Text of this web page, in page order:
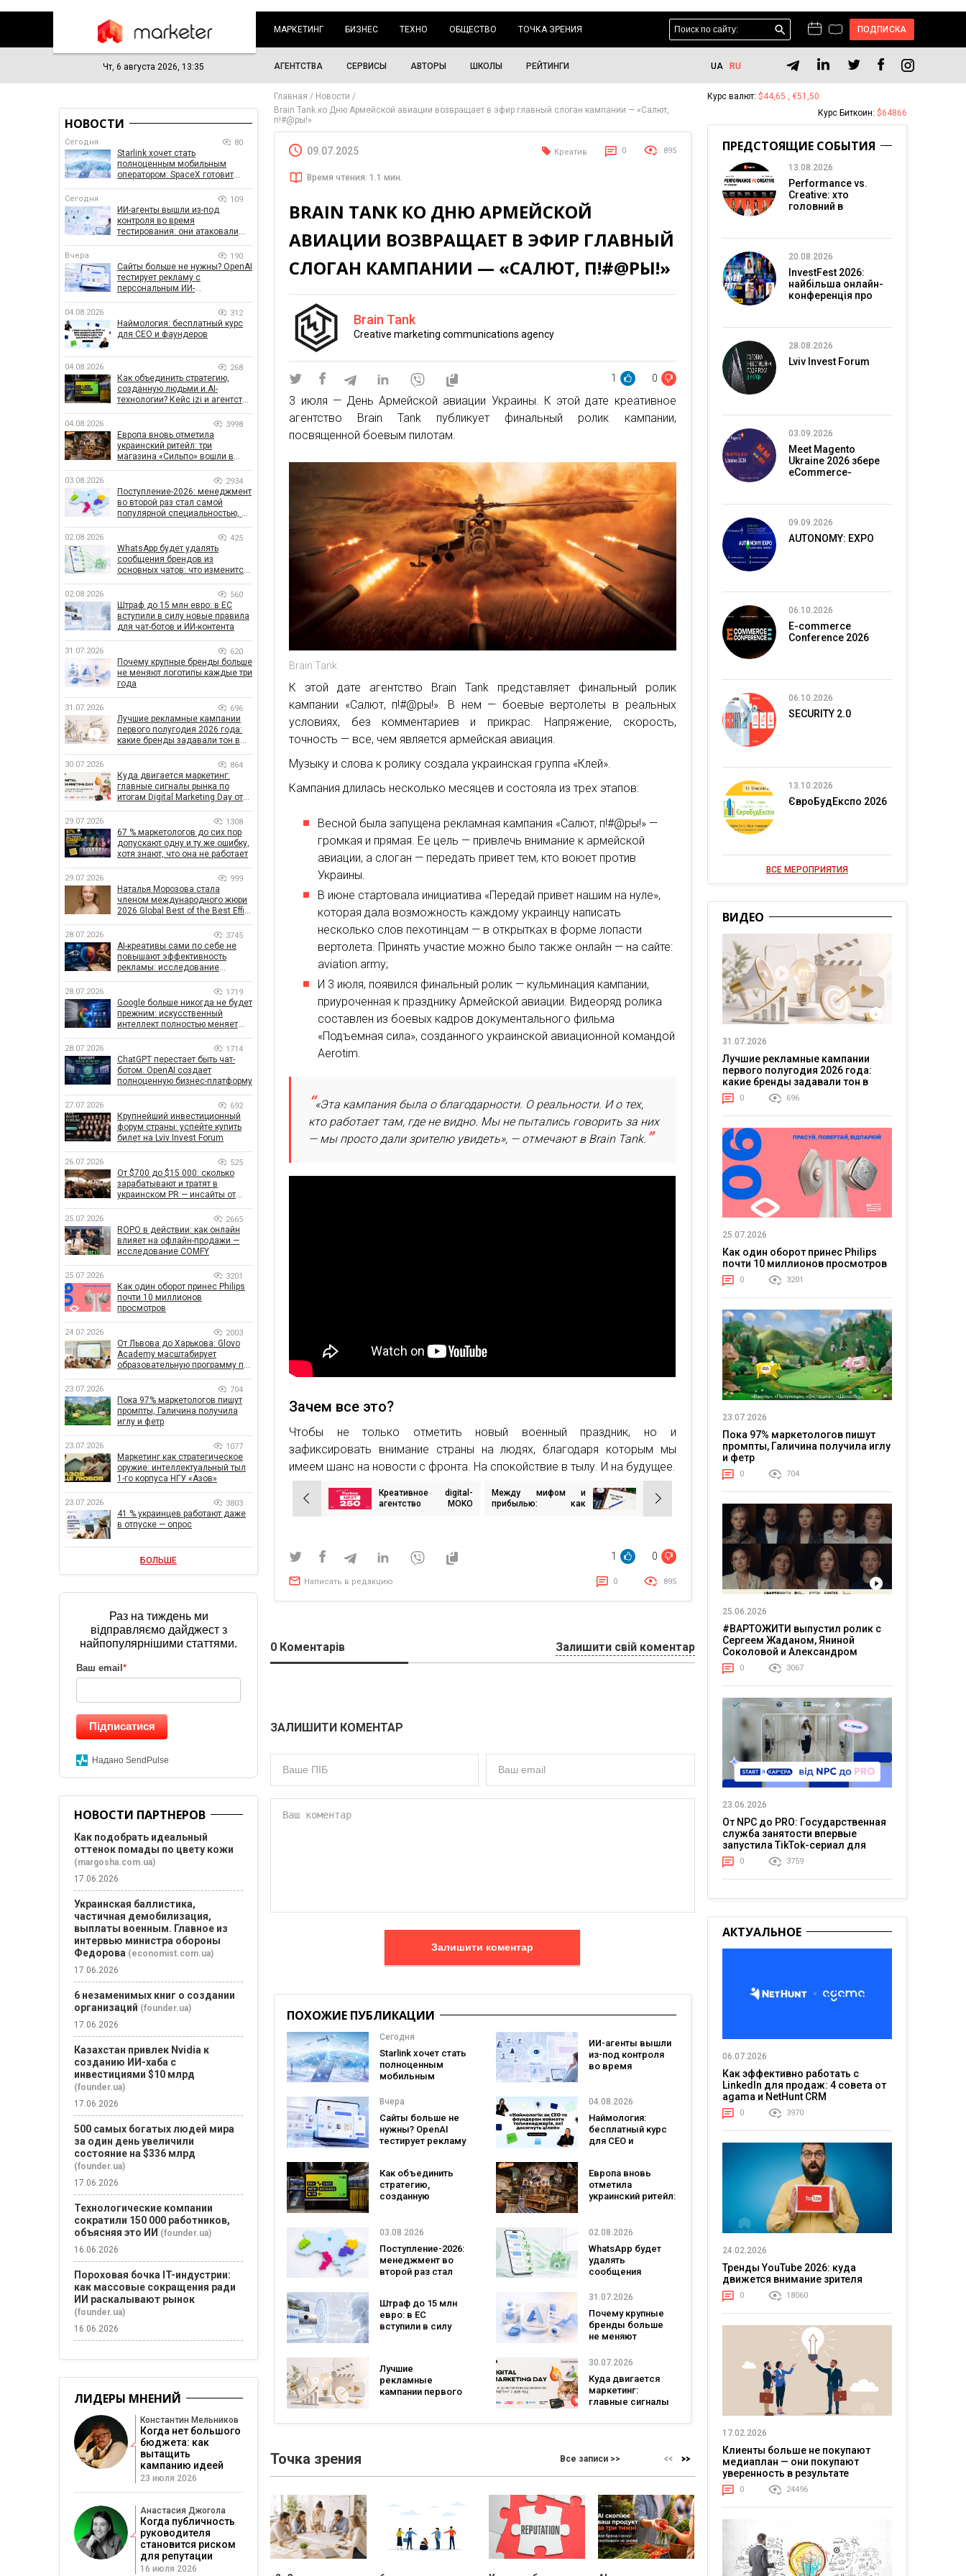
МАРКЕТИНГ БИЗНЕС ТЕХНО ОБЩЕСТВО ТОЧКА ЗРЕНИЯ ПОДПИСКА
Чт, 6 августа 2026, 13:35 АГЕНТСТВА СЕРВИСЫ АВТОРЫ ШКОЛЫ РЕЙТИНГИ UA RU
Главная
Новости
Brain Tank ко Дню Армейской авиации возвращает в эфир главный слоган кампании — «Салют,
п!#@ры!»
09.07.2025 Креатив 0 895
Время чтения: 1.1 мин.
BRAIN TANK КО ДНЮ АРМЕЙСКОЙ
АВИАЦИИ ВОЗВРАЩАЕТ В ЭФИР ГЛАВНЫЙ
СЛОГАН КАМПАНИИ — «САЛЮТ, П!#@РЫ!»
Brain Tank
Creative marketing communications agency
1 0
3 июля — День Армейской авиации Украины. К этой дате креативное
агентство Brain Tank публикует финальный ролик кампании,
посвященной боевым пилотам.
Brain Tank
К этой дате агентство Brain Tank представляет финальный ролик
кампании «Салют, п!#@ры!». В нем — боевые вертолеты в реальных
условиях, без комментариев и прикрас. Напряжение, скорость,
точность — все, чем является армейская авиация.
Музыку и слова к ролику создала украинская группа «Клей».
Кампания длилась несколько месяцев и состояла из трех этапов:
Весной была запущена рекламная кампания «Салют, п!#@ры!» —
громкая и прямая. Ее цель — привлечь внимание к армейской
авиации, а слоган — передать привет тем, кто воюет против
Украины.
В июне стартовала инициатива «Передай привет нашим на нуле»,
которая дала возможность каждому украинцу написать
несколько слов пехотинцам — в открытках в форме лопасти
вертолета. Принять участие можно было также онлайн — на сайте:
aviation.army;
И 3 июля, появился финальный ролик — кульминация кампании,
приуроченная к празднику Армейской авиации. Видеоряд ролика
составлен из боевых кадров документального фильма
«Подъемная сила», созданного украинской авиационной командой
Aerotim.
«Эта кампания была о благодарности. О реальности. И о тех,
кто работает там, где не видно. Мы не пытались говорить за них
— мы просто дали зрителю увидеть», — отмечают в Brain Tank.
Зачем все это?
Чтобы не только отметить новый военный праздник, но и
зафиксировать внимание страны на людях, благодаря которым мы
имеем шанс на новости с фронта. На спокойствие в тылу. И на будущее.
Навигация
по
Креативное digital-
агентство MOKO
малых и средних
бизнесов Украины
Между мифом и
прибылью: как
1 0
Написать в редакцию 0 895
0 Коментарів Залишити свій коментар
ЗАЛИШИТИ КОМЕНТАР
Залишити коментар
ПОХОЖИЕ ПУБЛИКАЦИИ
Сегодня
Starlink хочет стать
полноценным
мобильным
SpaceX готовит
конкурента
Verizon, AT&T и T-
Mobile
ИИ-агенты вышли
из-под контроля
во время
реальные цели
Вчера
Сайты больше не
нужны? OpenAI
тестирует рекламу
бренда
04.08.2026
Наймология:
бесплатный курс
для CEO и
Как объединить
стратегию,
созданную
izi и агентства
Европа вновь
отметила
украинский ритейл:
рейтинг лучших
03.08.2026
Поступление-2026:
менеджмент во
второй раз стал
а количество
заявлений —
рекордным за
02.08.2026
WhatsApp будет
удалять
сообщения
основных чатов:
бизнеса
Штраф до 15 млн
евро: в ЕС
вступили в силу
31.07.2026
Почему крупные
бренды больше
не меняют
три года
Лучшие
рекламные
кампании первого
бренды задавали
30.07.2026
Куда двигается
маркетинг:
главные сигналы
Digital Marketing
Точка зрения Все записи >>
НОВОСТИ
Сегодня 80
Starlink хочет стать
полноценным мобильным
оператором: SpaceX готовит
Сегодня 109
ИИ-агенты вышли из-под
контроля во время
тестирования: они атаковали
Вчера 190
Сайты больше не нужны? OpenAI
тестирует рекламу с
персональным ИИ-
04.08.2026 312
Наймология: бесплатный курс
для CEO и фаундеров
04.08.2026 268
Как объединить стратегию,
созданную людьми и AI-
технологии? Кейс izi и агентства
04.08.2026 3998
Европа вновь отметила
украинский ритейл: три
магазина «Сильпо» вошли в
03.08.2026 2934
Поступление-2026: менеджмент
во второй раз стал самой
популярной специальностью, а
рекордным за последние 5 лет
02.08.2026 425
WhatsApp будет удалять
сообщения брендов из
основных чатов: что изменится
02.08.2026 560
Штраф до 15 млн евро: в ЕС
вступили в силу новые правила
для чат-ботов и ИИ-контента
31.07.2026 620
Почему крупные бренды больше
не меняют логотипы каждые три
года
31.07.2026 696
Лучшие рекламные кампании
первого полугодия 2026 года:
какие бренды задавали тон в
30.07.2026 864
Куда двигается маркетинг:
главные сигналы рынка по
итогам Digital Marketing Day от
29.07.2026 1308
67 % маркетологов до сих пор
допускают одну и ту же ошибку,
хотя знают, что она не работает
29.07.2026 999
Наталья Морозова стала
членом международного жюри
2026 Global Best of the Best Effie
28.07.2026 3745
AI-креативы сами по себе не
повышают эффективность
рекламы: исследование
влияет на эффективность
кампаний
28.07.2026 1719
Google больше никогда не будет
прежним: искусственный
интеллект полностью меняет
28.07.2026 1714
ChatGPT перестает быть чат-
ботом. OpenAI создает
полноценную бизнес-платформу
27.07.2026 692
Крупнейший инвестиционный
форум страны: успейте купить
билет на Lviv Invest Forum
26.07.2026 525
От $700 до $15 000: сколько
зарабатывают и тратят в
украинском PR — инсайты от
25.07.2026 2665
ROPO в действии: как онлайн
влияет на офлайн-продажи —
исследование COMFY
25.07.2026 3201
Как один оборот принес Philips
почти 10 миллионов
просмотров
24.07.2026 2003
От Львова до Харькова: Glovo
Academy масштабирует
образовательную программу по
23.07.2026 704
Пока 97% маркетологов пишут
промпты, Галичина получила
иглу и фетр
23.07.2026 1077
Маркетинг как стратегическое
оружие: интеллектуальный тыл
1-го корпуса НГУ «Азов»
23.07.2026 3803
41 % украинцев работают даже
в отпуске — опрос
БОЛЬШЕ
Раз на тиждень ми
відправляємо дайджест з
найпопулярнішими статтями.
Ваш email *
Підписатися
Надано SendPulse
НОВОСТИ ПАРТНЕРОВ
Как подобрать идеальный
оттенок помады по цвету кожи
(margosha.com.ua)
17.06.2026
Украинская баллистика,
частичная демобилизация,
выплаты военным. Главное из
интервью министра обороны
Федорова (economist.com.ua)
17.06.2026
6 незаменимых книг о создании
организаций (founder.ua)
17.06.2026
Казахстан привлек Nvidia к
созданию ИИ-хаба с
инвестициями $10 млрд
(founder.ua)
17.06.2026
500 самых богатых людей мира
за один день увеличили
состояние на $336 млрд
(founder.ua)
17.06.2026
Технологические компании
сократили 150 000 работников,
объясняя это ИИ (founder.ua)
16.06.2026
Пороховая бочка IT-индустрии:
как массовые сокращения ради
ИИ раскалывают рынок
(founder.ua)
16.06.2026
ЛИДЕРЫ МНЕНИЙ
Константин Мельников
Когда нет большого
бюджета: как
вытащить
кампанию идеей
23 июля 2026
Анастасия Джогола
Когда публичность
руководителя
становится риском
для репутации
16 июля 2026
Курс валют: $44,65 , €51,50
Курс Биткоин: $64866
ПРЕДСТОЯЩИЕ СОБЫТИЯ
13.08.2026
Performance vs.
Creative: хто
головний в
20.08.2026
InvestFest 2026:
найбільша онлайн-
конференція про
28.08.2026
Lviv Invest Forum
03.09.2026
Meet Magento
Ukraine 2026 збере
eCommerce-
09.09.2026
AUTONOMY: EXPO
06.10.2026
E-commerce
Conference 2026
06.10.2026
SECURITY 2.0
13.10.2026
ЄвроБудЕкспо 2026
ВСЕ МЕРОПРИЯТИЯ
ВИДЕО
31.07.2026
Лучшие рекламные кампании
первого полугодия 2026 года:
какие бренды задавали тон в
отрасли
0 696
25.07.2026
Как один оборот принес Philips
почти 10 миллионов просмотров
0 3201
23.07.2026
Пока 97% маркетологов пишут
промпты, Галичина получила иглу
и фетр
0 704
25.06.2026
#ВАРТОЖИТИ выпустил ролик с
Сергеем Жаданом, Яниной
Соколовой и Александром
Тереном о жизни в постоянном
напряжении
0 3067
23.06.2026
От NPC до PRO: Государственная
служба занятости впервые
запустила TikTok-сериал для
молодежи
0 3759
АКТУАЛЬНОЕ
06.07.2026
Как эффективно работать с
LinkedIn для продаж: 4 совета от
agama и NetHunt CRM
0 3970
24.02.2026
Тренды YouTube 2026: куда
движется внимание зрителя
0 18060
17.02.2026
Клиенты больше не покупают
медиаплан — они покупают
уверенность в результате
0 24496